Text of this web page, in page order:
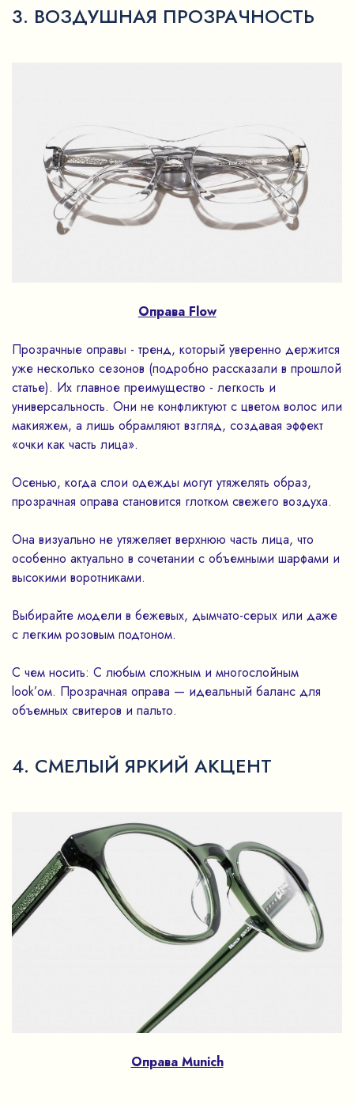
3. ВОЗДУШНАЯ ПРОЗРАЧНОСТЬ
Оправа Flow
Прозрачные оправы - тренд, который уверенно держится
уже несколько сезонов (подробно рассказали в прошлой
статье). Их главное преимущество - легкость и
универсальность. Они не конфликтуют с цветом волос или
макияжем, а лишь обрамляют взгляд, создавая эффект
«очки как часть лица».
Осенью, когда слои одежды могут утяжелять образ,
прозрачная оправа становится глотком свежего воздуха.
Она визуально не утяжеляет верхнюю часть лица, что
особенно актуально в сочетании с объемными шарфами и
высокими воротниками.
Выбирайте модели в бежевых, дымчато-серых или даже
с легким розовым подтоном.
С чем носить: С любым сложным и многослойным
look’ом. Прозрачная оправа — идеальный баланс для
объемных свитеров и пальто.
4. СМЕЛЫЙ ЯРКИЙ АКЦЕНТ
Оправа Munich